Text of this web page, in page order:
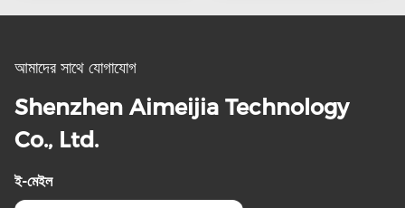
আমাদের সাথে যোগাযোগ
Shenzhen Aimeijia Technology
Co., Ltd.
ই-মেইল